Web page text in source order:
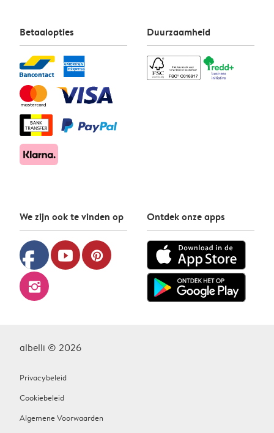
Betaalopties Duurzaamheid
We zijn ook te vinden op
facebook youtube pinterest
instagram
Ontdek onze apps
albelli © 2026
Privacybeleid
Cookiebeleid
Algemene Voorwaarden